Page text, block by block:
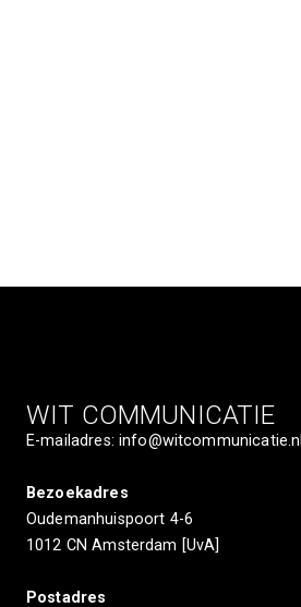
WIT COMMUNICATIE
E-mailadres: info@witcommunicatie.nl
Bezoekadres
Oudemanhuispoort 4-6
1012 CN Amsterdam [UvA]
Postadres